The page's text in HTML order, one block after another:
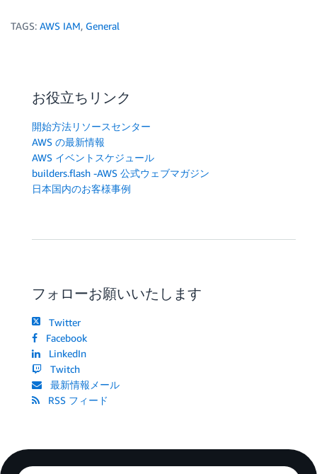
TAGS: AWS IAM, General
お役立ちリンク
開始方法リソースセンター
AWS の最新情報
AWS イベントスケジュール
builders.flash -AWS 公式ウェブマガジン
日本国内のお客様事例
フォローお願いいたします
Twitter
Facebook
LinkedIn
Twitch
最新情報メール
RSS フィード